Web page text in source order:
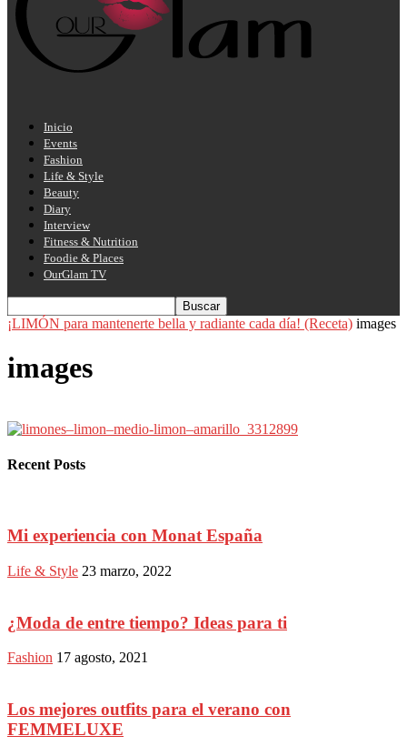
Inicio
Events
Fashion
Life & Style
Beauty
Diary
Interview
Fitness & Nutrition
Foodie & Places
OurGlam TV
¡LIMÓN para mantenerte bella y radiante cada día! (Receta) images
images
Recent Posts
Mi experiencia con Monat España
Life & Style 23 marzo, 2022
¿Moda de entre tiempo? Ideas para ti
Fashion 17 agosto, 2021
Los mejores outfits para el verano con
FEMMELUXE